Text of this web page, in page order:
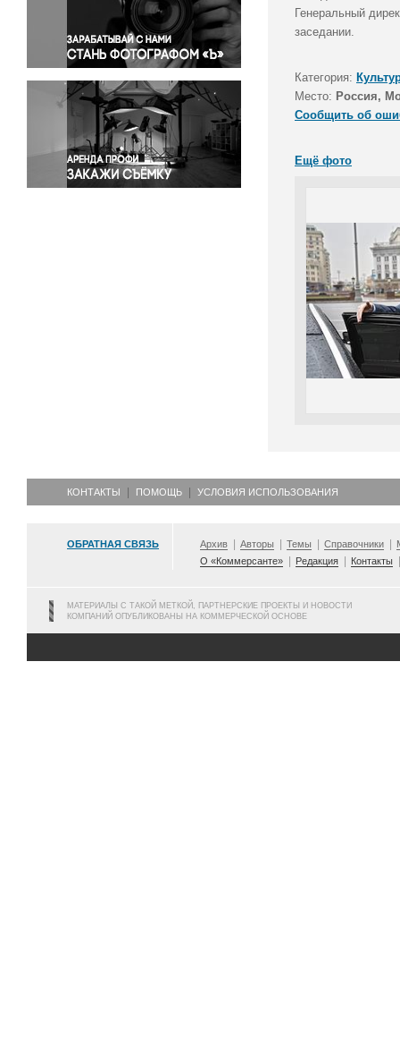
Правосудие
Происшествия и конфликты
Религия
Светская жизнь
Спорт
Экология
Экономика и бизнес
Генеральный
заседании.
Категория:
Место: Россия,
Сообщить об
Ещё фото
КОНТАКТЫ ПОМОЩЬ УСЛОВИЯ ИСПОЛЬЗОВАНИЯ
ОБРАТНАЯ СВЯЗЬ Архив Авторы Темы Справочники
О «Коммерсанте»
Редакция Контакты
МАТЕРИАЛЫ С ТАКОЙ МЕТКОЙ, ПАРТНЕРСКИЕ ПРОЕКТЫ И НОВОСТИ
КОМПАНИЙ ОПУБЛИКОВАНЫ НА КОММЕРЧЕСКОЙ ОСНОВЕ